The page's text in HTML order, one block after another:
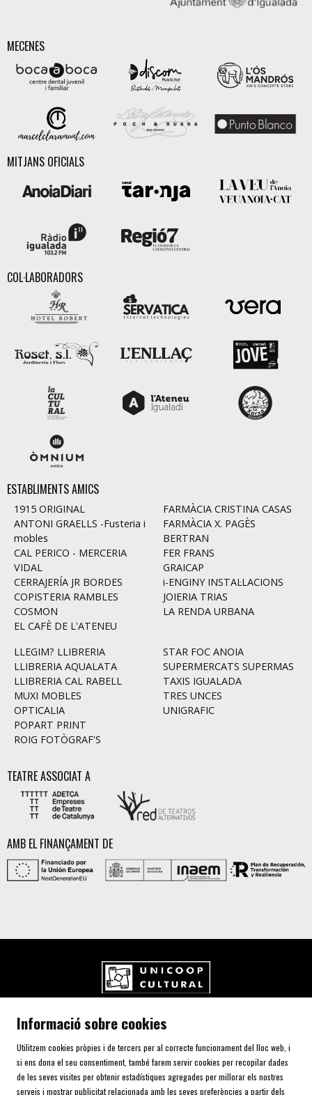
MECENES
MITJANS OFICIALS
COL·LABORADORS
ESTABLIMENTS AMICS
1915 ORIGINAL
ANTONI GRAELLS -Fusteria i
mobles
CAL PERICO - MERCERIA
VIDAL
CERRAJERÍA JR BORDES
COPISTERIA RAMBLES
COSMON
EL CAFÈ DE L'ATENEU
FARMÀCIA CRISTINA CASAS
FARMÀCIA X. PAGÈS
BERTRAN
FER FRANS
GRAICAP
i-ENGINY INSTAL·LACIONS
JOIERIA TRIAS
LA RENDA URBANA
LLEGIM? LLIBRERIA
LLIBRERIA AQUALATA
LLIBRERIA CAL RABELL
MUXI MOBLES
OPTICALIA
POPART PRINT
ROIG FOTÒGRAF'S
STAR FOC ANOIA
SUPERMERCATS SUPERMAS
TAXIS IGUALADA
TRES UNCES
UNIGRAFIC
TEATRE ASSOCIAT A
AMB EL FINANÇAMENT DE
Carrer de l'Aurora, 80 (Plaça de Cal Font)
Telf. 93 805 00 75
Informació sobre cookies
Utilitzem cookies pròpies i de tercers per al correcte funcionament del lloc web, i
si ens dona el seu consentiment, també farem servir cookies per recopilar dades
de les seves visites per obtenir estadístiques agregades per millorar els nostres
serveis i mostrar publicitat relacionada amb les seves preferències a partir dels